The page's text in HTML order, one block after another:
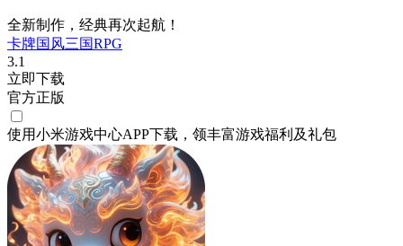
全新制作，经典再次起航！
卡牌国风三国RPG
3.1
立即下载
官方正版
使用小米游戏中心APP下载 ，领丰富游戏福利 及礼包